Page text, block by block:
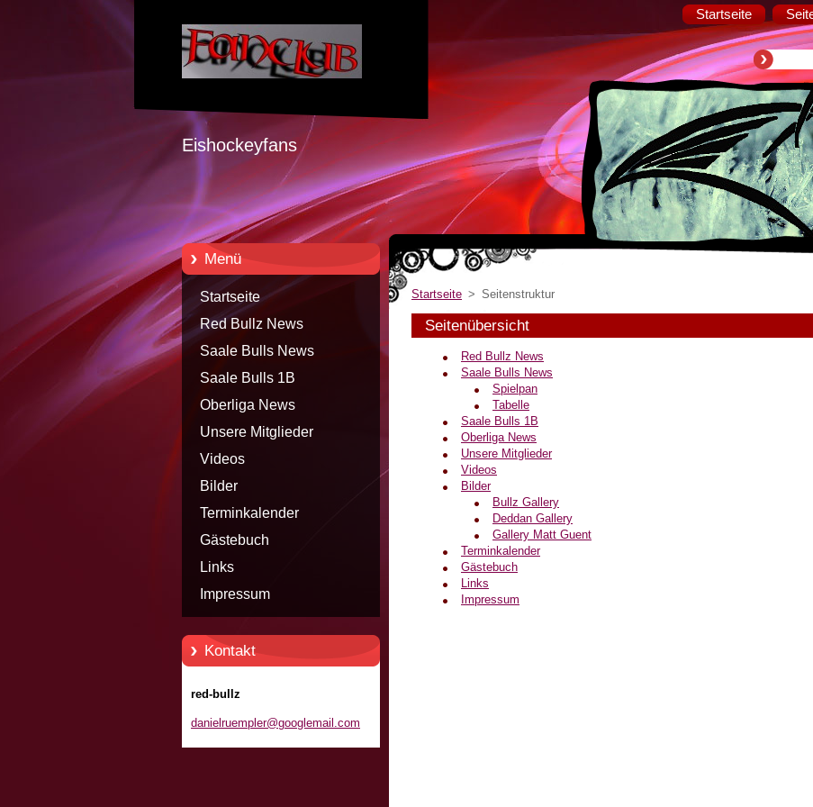
Startseite
Eishockeyfans
Menü
Startseite
Red Bullz News
Saale Bulls News
Saale Bulls 1B
Oberliga News
Unsere Mitglieder
Videos
Bilder
Terminkalender
Gästebuch
Links
Impressum
Kontakt
red-bullz
danielruempler@googlemai l.com
Startseite > Seitenstruktur
Seitenübersicht
Red Bullz News
Saale Bulls News
Spielpan
Tabelle
Saale Bulls 1B
Oberliga News
Unsere Mitglieder
Videos
Bilder
Bullz Gallery
Deddan Gallery
Gallery Matt Guent
Terminkalender
Gästebuch
Links
Impressum